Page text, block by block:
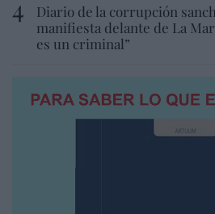
Diario de la corrupción
manifiesta delante de La
es un criminal”